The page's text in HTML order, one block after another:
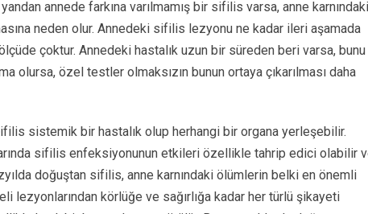
annede farkına varılmamış bir sifilis varsa, anne karnındaki
neden olur. Annedeki sifilis lezyonu ne kadar ileri aşamada
çoktur. Annedeki hastalık uzun bir süreden beri varsa, bunu
olursa, özel testler olmaksızın bunun ortaya çıkarılması daha
sistemik bir hastalık olup herhangi bir organa yerleşebilir.
sifilis enfeksiyonunun etkileri özellikle tahrip edici olabilir
doğuştan sifilis, anne karnındaki ölümlerin belki en önemli
körlüğe ve sağırlığa kadar her türlü şikayeti